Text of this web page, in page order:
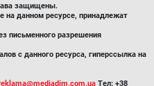
защищены.
на данном ресурсе, принадлежат
письменного разрешения
с данного ресурса, гиперссылка на
Тел: +38